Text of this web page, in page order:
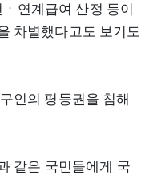
연계급여 산정 등이
차별했다고도 보기도
인의 평등권을 침해
같은 국민들에게 국